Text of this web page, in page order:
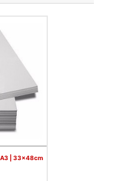
| 33x48cm